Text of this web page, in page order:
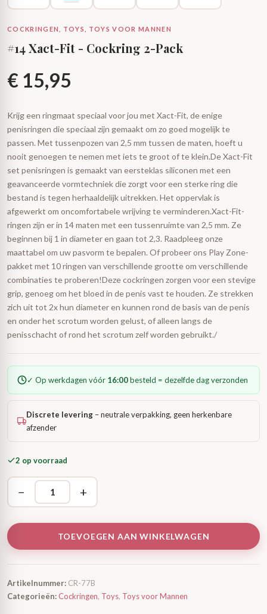
COCKRINGEN, TOYS, TOYS VOOR MANNEN
#14 Xact-Fit - Cockring 2-Pack
€ 15,95
Krijg een ringmaat speciaal voor jou met Xact-Fit, de enige
penisringen die speciaal zijn gemaakt om zo goed mogelijk te
passen. Met tussenpozen van 2,5 mm tussen de maten, hoeft u
nooit genoegen te nemen met iets te groot of te klein.De Xact-Fit
set penisringen is gemaakt van eersteklas siliconen met een
geavanceerde vormtechniek die zorgt voor een sterke ring die
bestand is tegen herhaaldelijk uitrekken. Het oppervlak is
afgewerkt om oncomfortabele wrijving te verminderen.Xact-Fit-
ringen zijn er in 14 maten met een tussenruimte van 2,5 mm. Ze
beginnen bij 1 in diameter en gaan tot 2,3. Raadpleeg onze
maattabel om uw pasvorm te bepalen. Of probeer ons Play Zone-
pakket met 10 ringen van verschillende grootte om verschillende
combinaties te proberen!Deze cockringen zorgen voor een stevige
grip, genoeg om het bloed in de penis vast te houden. Ze strekken
zich uit tot 2x hun diameter en kunnen rond de basis van de penis
en onder het scrotum worden gelust, of alleen langs de
penisschacht of rond het scrotum zelf worden gebruikt./
✓ Op werkdagen vóór 16:00besteld = dezelfde dag verzonden
Discrete levering – neutrale verpakking, geen herkenbare
afzender
2 op voorraad
− +
TOEVOEGEN AAN WINKELWAGEN
Artikelnummer: CR-77B
Categorieën:Cockringen, Toys, Toys voor Mannen